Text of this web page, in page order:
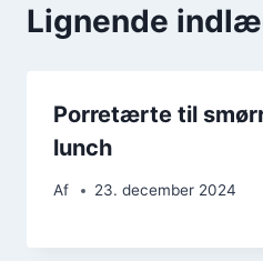
Lignende
Porretærte til
lunch
Af 23. december 2024